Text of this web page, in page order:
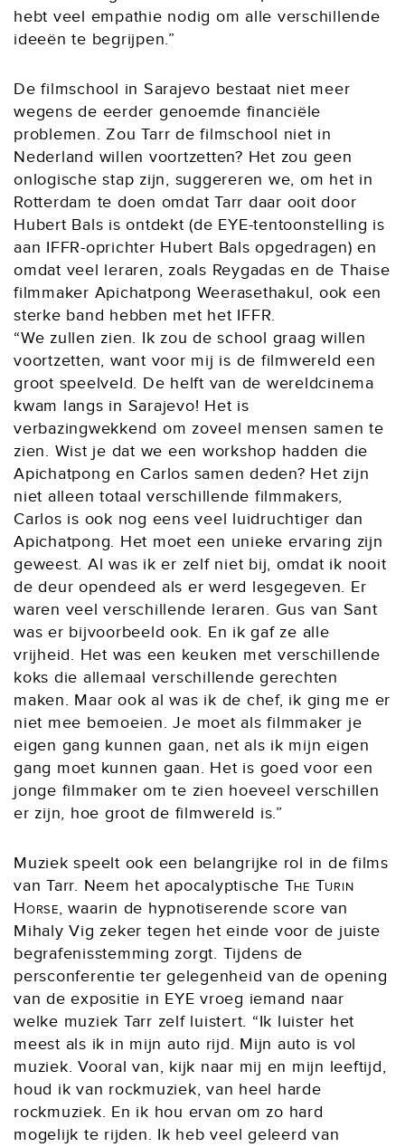
hebt veel empathie nodig om alle verschillende
ideeën te begrijpen.”
De filmschool in Sarajevo bestaat niet meer
wegens de eerder genoemde financiële
problemen. Zou Tarr de filmschool niet in
Nederland willen voortzetten? Het zou geen
onlogische stap zijn, suggereren we, om het in
Rotterdam te doen omdat Tarr daar ooit door
Hubert Bals is ontdekt (de EYE-tentoonstelling is
aan IFFR-oprichter Hubert Bals opgedragen) en
omdat veel leraren, zoals Reygadas en de Thaise
filmmaker Apichatpong Weerasethakul, ook een
sterke band hebben met het IFFR.
“We zullen zien. Ik zou de school graag willen
voortzetten, want voor mij is de filmwereld een
groot speelveld. De helft van de wereldcinema
kwam langs in Sarajevo! Het is
verbazingwekkend om zoveel mensen samen te
zien. Wist je dat we een workshop hadden die
Apichatpong en Carlos samen deden? Het zijn
niet alleen totaal verschillende filmmakers,
Carlos is ook nog eens veel luidruchtiger dan
Apichatpong. Het moet een unieke ervaring zijn
geweest. Al was ik er zelf niet bij, omdat ik nooit
de deur opendeed als er werd lesgegeven. Er
waren veel verschillende leraren. Gus van Sant
was er bijvoorbeeld ook. En ik gaf ze alle
vrijheid. Het was een keuken met verschillende
koks die allemaal verschillende gerechten
maken. Maar ook al was ik de chef, ik ging me er
niet mee bemoeien. Je moet als filmmaker je
eigen gang kunnen gaan, net als ik mijn eigen
gang moet kunnen gaan. Het is goed voor een
jonge filmmaker om te zien hoeveel verschillen
er zijn, hoe groot de filmwereld is.”
Muziek speelt ook een belangrijke rol in de films
van Tarr. Neem het apocalyptische The Turin
Horse, waarin de hypnotiserende score van
Mihaly Vig zeker tegen het einde voor de juiste
begrafenisstemming zorgt. Tijdens de
persconferentie ter gelegenheid van de opening
van de expositie in EYE vroeg iemand naar
welke muziek Tarr zelf luistert. “Ik luister het
meest als ik in mijn auto rijd. Mijn auto is vol
muziek. Vooral van, kijk naar mij en mijn leeftijd,
houd ik van rockmuziek, van heel harde
rockmuziek. En ik hou ervan om zo hard
mogelijk te rijden. Ik heb veel geleerd van